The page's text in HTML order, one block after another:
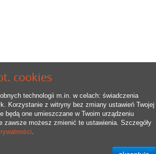
cookies
technologii m.in. w celach: świadczenia
Korzystanie z witryny bez zmiany ustawień Twojej
będą one umieszczane w Twoim urządzeniu
zawsze możesz zmienić te ustawienia. Szczegóły
.